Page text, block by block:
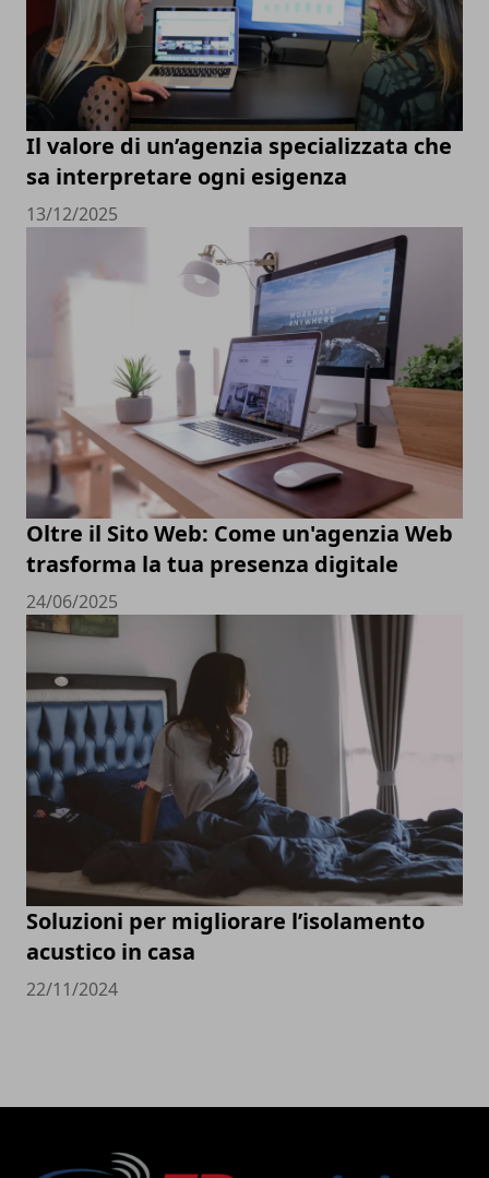
Il valore di un’agenzia specializzata che
sa interpretare ogni esigenza
13/12/2025
Oltre il Sito Web: Come un'agenzia Web
trasforma la tua presenza digitale
24/06/2025
Soluzioni per migliorare l’isolamento
acustico in casa
22/11/2024